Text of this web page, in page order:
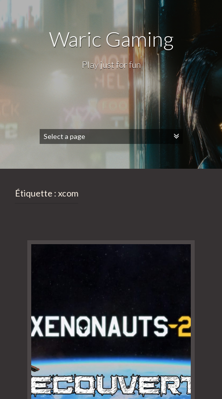
Waric Gaming
Play just for fun
Étiquette :xcom